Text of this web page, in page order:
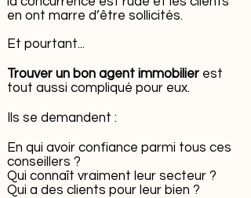
en ont marre d’être sollicités.
Et pourtant...
Trouver un bon agent immobilier est
tout aussi compliqué pour eux.
Ils se demandent :
En qui avoir confiance parmi tous ces
conseillers ?
Qui connaît vraiment leur secteur ?
Qui a des clients pour leur bien ?